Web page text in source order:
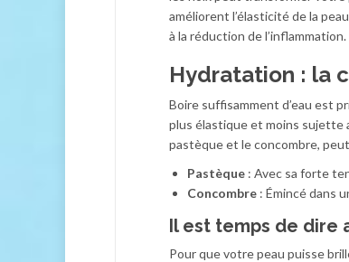
améliorent l’élasticité de la
à la réduction de l’inflammation.
Hydratation : la
Boire suffisamment d’eau est
plus élastique et moins sujette
pastèque et le concombre,
Pastèque : Avec sa forte
Concombre : Émincé dans
Il est temps de dire
Pour que votre peau puisse